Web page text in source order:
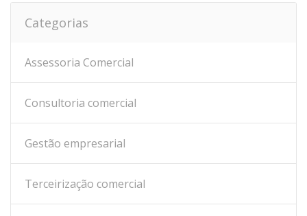
Categorias
Assessoria Comercial
Consultoria comercial
Gestão empresarial
Terceirização comercial